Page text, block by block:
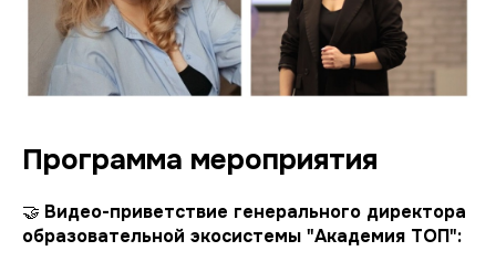
Программа мероприятия
🤝 Видео-приветствие генерального директора
образовательной экосистемы "Академия ТОП":